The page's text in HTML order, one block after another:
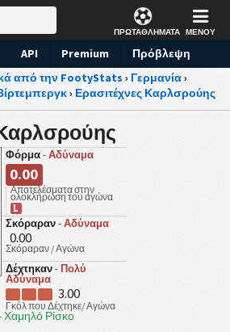
ΠΡΩΤΑΘΛΗΜΑΤΑ ΜΕΝΟΥ
API Premium
Πρόβλεψη
από την FootyStats › Γερμανία›
› Ερασιτέχνες Καρλσρούης
Φόρμα - Αδύναμα
0.00
Αποτελέσματα στην
ολοκλήρωση του αγώνα
L
Σκόραραν - Αδύναμα
0.00
Σκόραραν / Αγώνα
Δέχτηκαν - Πολύ
Αδύναμα
3.00
Γκόλ που Δέχτηκε/ Αγώνα
Χαμηλό Ρίσκο